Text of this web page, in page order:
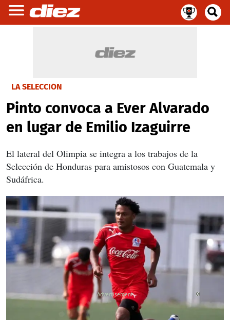
LA SELECCIÓN
Pinto convoca a Ever Alvarado
en lugar de Emilio Izaguirre
El lateral del Olimpia se integra a los trabajos de la
Selección de Honduras para amistosos con Guatemala y
Sudáfrica.
X